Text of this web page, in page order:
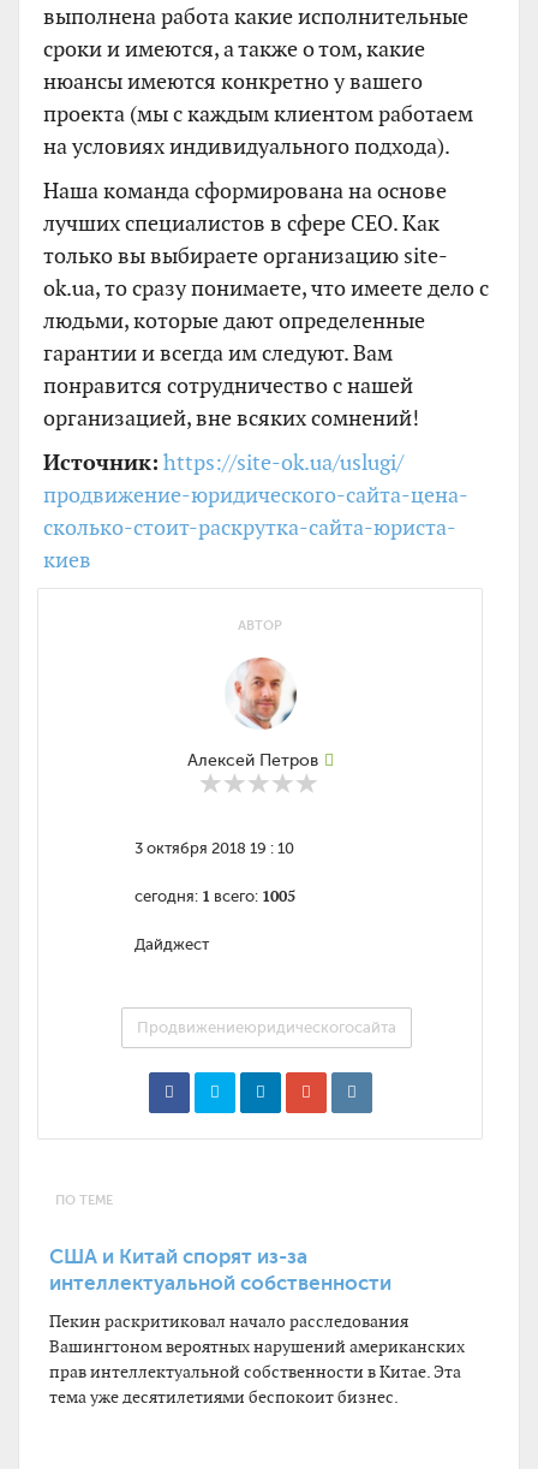
выполнена работа какие исполнительные
сроки и имеются, а также о том, какие
нюансы имеются конкретно у вашего
проекта (мы с каждым клиентом работаем
на условиях индивидуального подхода).
Наша команда сформирована на основе
лучших специалистов в сфере СЕО. Как
только вы выбираете организацию site-
ok.ua, то сразу понимаете, что имеете дело с
людьми, которые дают определенные
гарантии и всегда им следуют. Вам
понравится сотрудничество с нашей
организацией, вне всяких сомнений!
Источник: https://site-ok.ua/uslugi/
продвижение-юридического-сайта-цена-
сколько-стоит-раскрутка-сайта-юриста-
киев
АВТОР
Алексей Петров
3 октября 2018 19 : 10
сегодня: 1 всего: 1005
Дайджест
Продвижениеюридическогосайта
ПО ТЕМЕ
США и Китай спорят из-за
интеллектуальной собственности
Пекин раскритиковал начало расследования
Вашингтоном вероятных нарушений американских
прав интеллектуальной собственности в Китае. Эта
тема уже десятилетиями беспокоит бизнес.